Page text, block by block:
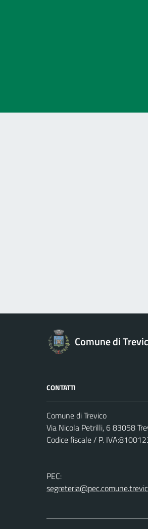
Comune di
CONTATTI
Comune di Trevico
Via Nicola Petrilli, 6 83058
Codice fiscale / P.
PEC: